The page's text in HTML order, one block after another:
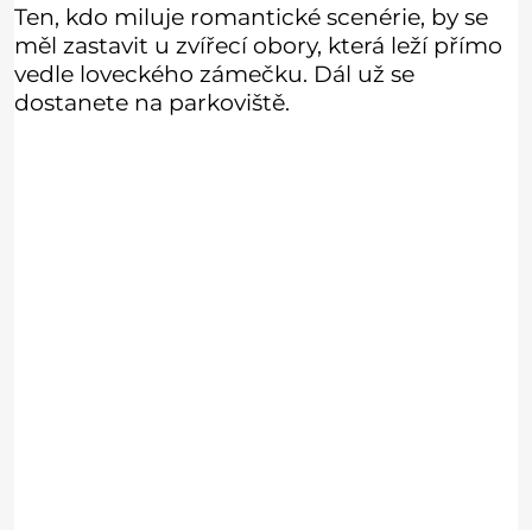
Ten, kdo miluje romantické scenérie, by se
měl zastavit u zvířecí obory, která leží přímo
vedle loveckého zámečku. Dál už se
dostanete na parkoviště.